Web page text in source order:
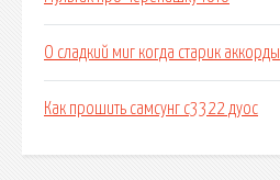
О сладкий миг когда старик аккорды
Как прошить самсунг с3322 дуос